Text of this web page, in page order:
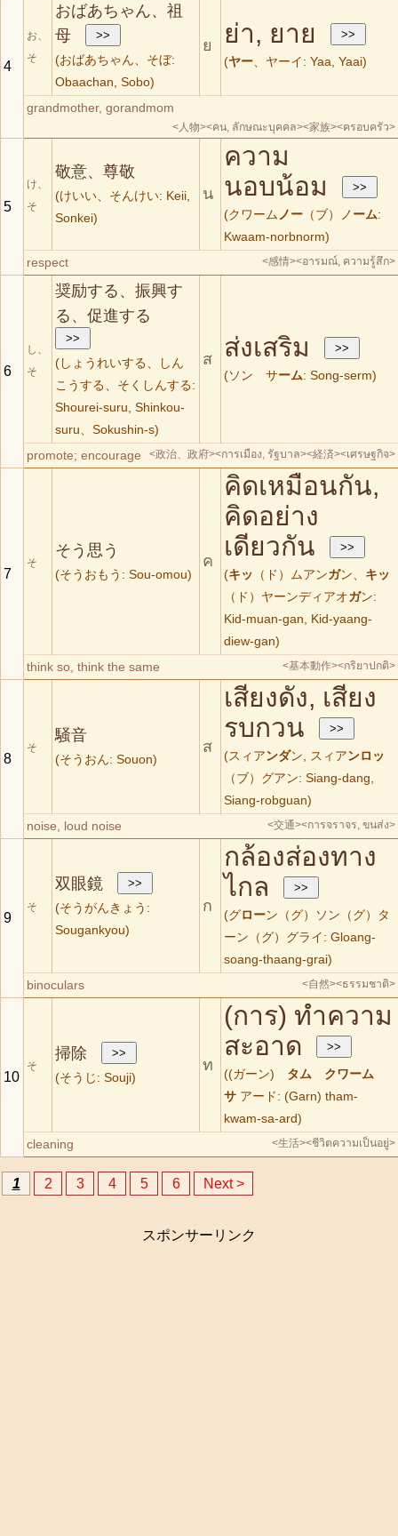
4
お、
そ
おばあちゃん、祖
母
(おばあちゃん、そぼ:
Obaachan, Sobo)
ย ย่า, ยาย
(ヤー、ヤーイ: Yaa, Yaai)
grandmother, gorandmom
<人物><คน, ลักษณะบุคคล><家族><ครอบครัว>
5
け、
そ
敬意、尊敬
(けいい、そんけい: Keii,
Sonkei)
น
ความ
นอบน้อม
(クワーム ノー （ブ）ノ ーム:
Kwaam-norbnorm)
respect <感情><อารมณ์, ความรู้สึก>
6
し、
そ
奨励する、振興す
る、促進する
(しょうれいする、しん
こうする、そくしんする:
Shourei-suru, Shinkou-
suru、Sokushin-s)
ส ส่งเสริม
(ソン サーム: Song-serm)
promote; encourage <政治、政府><การเมือง, รัฐบาล><経済><เศรษฐกิจ>
7
そ
そう思う
(そうおもう: Sou-omou)
ค
คิดเหมือนกัน,
คิดอย่าง
เดียวกัน
(キッ （ド）ムアンガン、 キッ
（ド）ヤーンディアオガン:
Kid-muan-gan, Kid-yaang-
diew-gan)
think so, think the same <基本動作><กริยาปกติ>
8
そ
騒音
(そうおん: Souon)
ส
เสียงดัง, เสียง
รบกวน
(スィアンダン, スィアンロッ
（ブ）グアン: Siang-dang,
Siang-robguan)
noise, loud noise <交通><การจราจร, ขนส่ง>
9
そ
双眼鏡
(そうがんきょう:
Sougankyou)
ก
กล้องส่องทาง
ไกล
(グローン（グ）ソン（グ）タ
ーン（グ）グライ: Gloang-
soang-thaang-grai)
binoculars <自然><ธรรมชาติ>
10
そ
掃除
(そうじ: Souji)
ท
(การ) ทำความ
สะอาด
((ガーン) タム
クワーム
サ アード: (Garn) tham-
kwam-sa-ard)
cleaning <生活><ชีวิตความเป็นอยู่>
1 2 3 4 5 6 Next >
スポンサーリンク